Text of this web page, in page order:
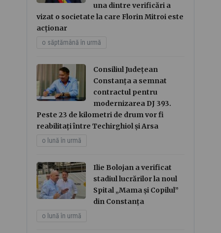
una dintre verificări a
vizat o societate la care Florin Mitroi este
acționar
o săptămână în urmă
Consiliul Județean
Constanța a semnat
contractul pentru
modernizarea DJ 393.
Peste 23 de kilometri de drum vor fi
reabilitați între Techirghiol și Arsa
o lună în urmă
Ilie Bolojan a verificat
stadiul lucrărilor la noul
Spital „Mama și Copilul”
din Constanța
o lună în urmă